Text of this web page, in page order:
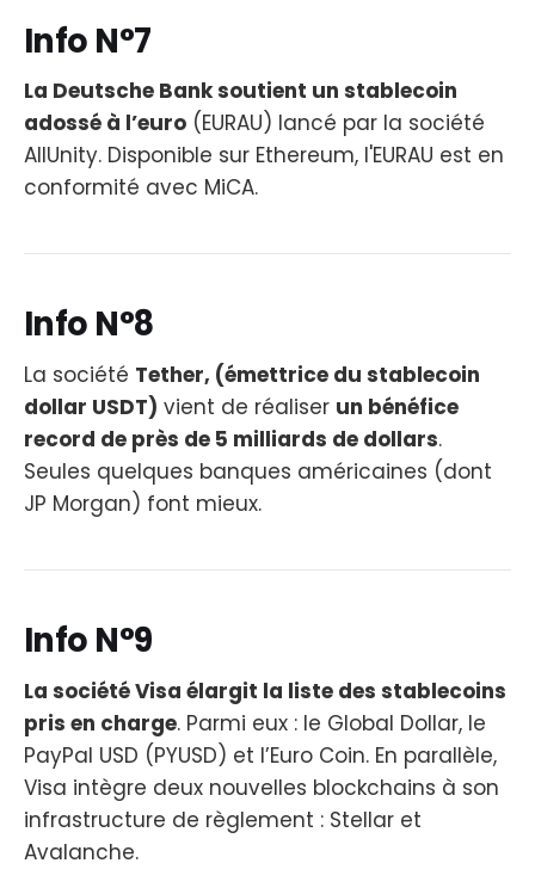
Info N°7
La Deutsche Bank soutient un stablecoin
adossé à l’euro (EURAU) lancé par la société
AllUnity. Disponible sur Ethereum, l'EURAU est en
conformité avec MiCA.
Info N°8
La société Tether, (émettrice du stablecoin
dollar USDT) vient de réaliser un bénéfice
record de près de 5 milliards de dollars.
Seules quelques banques américaines (dont
JP Morgan) font mieux.
Info N°9
La société Visa élargit la liste des stablecoins
pris en charge. Parmi eux : le Global Dollar, le
PayPal USD (PYUSD) et l’Euro Coin. En parallèle,
Visa intègre deux nouvelles blockchains à son
infrastructure de règlement : Stellar et
Avalanche.